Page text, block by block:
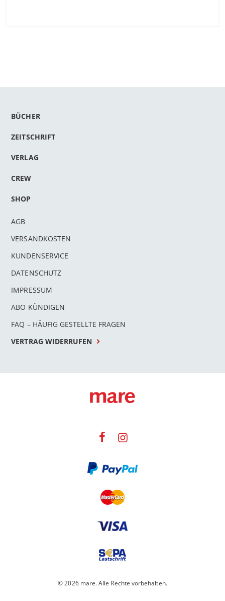
BÜCHER
ZEITSCHRIFT
VERLAG
CREW
SHOP
AGB
VERSANDKOSTEN
KUNDENSERVICE
DATENSCHUTZ
IMPRESSUM
ABO KÜNDIGEN
FAQ – HÄUFIG GESTELLTE FRAGEN
VERTRAG WIDERRUFEN
© 2026 mare. Alle Rechte vorbehalten.